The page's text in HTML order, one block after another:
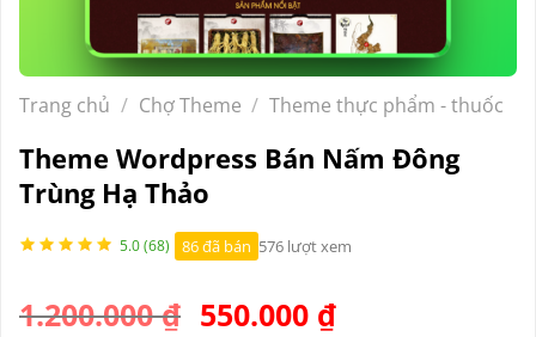
Trang chủ / Chợ Theme / Theme thực phẩm - thuốc
Theme Wordpress Bán Nấm Đông
Trùng Hạ Thảo
5.0 (68) 86 đã bán 576 lượt xem
1.200.000₫ Giá
550.000 ₫Giá